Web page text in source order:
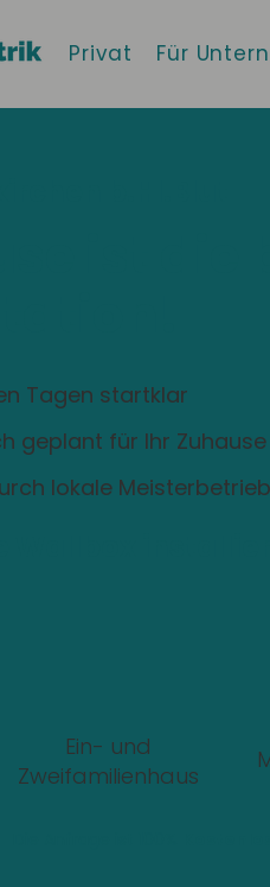
Privat Für
Tagen startklar
geplant für Ihr Zuhause
lokale
Ein- und
Zweifamilienhaus